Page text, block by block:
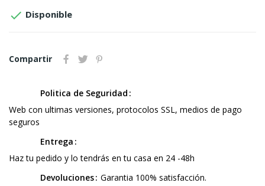
 Disponible
Compartir
Politica de Seguridad
Web con ultimas versiones, protocolos SSL, medios de pago
seguros
Entrega
Haz tu pedido y lo tendrás en tu casa en 24 -48h
Devoluciones Garantia 100% satisfacción.